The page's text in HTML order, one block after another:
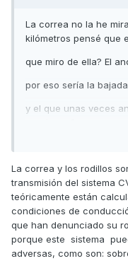
La correa no la he
kilómetros pensé que
que miro de ella? El
por eso sería la
y el que unas veces
La correa y los rodillos
transmisión del sistema
teóricamente están
condiciones de
que han denunciado su
porque este sistema
adversas, como son: